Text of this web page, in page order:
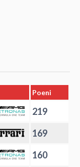
Poeni
219
169
160